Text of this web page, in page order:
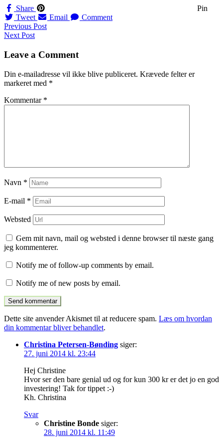
Share
Pin
Tweet
Email Comment
Navigation
til
indlæg
Previous Post
Next Post
Leave a Comment
Din e-mailadresse vil ikke blive publiceret. Krævede felter er
markeret med *
Kommentar *
Navn *
E-mail *
Websted
Gem mit navn, mail og websted i denne browser til næste gang
jeg kommenterer.
Notify me of follow-up comments by email.
Notify me of new posts by email.
Dette site anvender Akismet til at reducere spam. Læs om hvordan
din kommentar bliver behandlet.
Christina Petersen-Bønding siger:
27. juni 2014 kl. 23:44
Hej Christine
Hvor ser den bare genial ud og for kun 300 kr er det jo en god
investering! Tak for tippet :-)
Kh. Christina
Svar
Christine Bonde siger:
28. juni 2014 kl. 11:49